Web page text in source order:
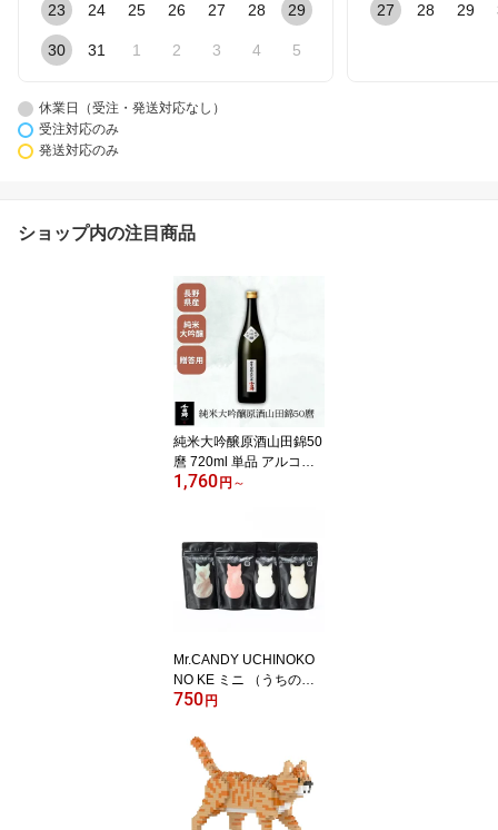
23 24 25 26 27 28 29
30 31 1 2 3 4 5
27 28 29
休業日（受注・発送対応なし）
受注対応のみ
発送対応のみ
ショップ内の注目商品
純米大吟醸原酒山田錦50
麿 720ml 単品 アルコー
ル16度 千曲錦酒造 生酒
1,760円 ～
Mr.CANDY UCHINOKO
NO KE ミニ （うちの子
の毛） 【限定品】 ココ
ベリートマト／チョコミ
ント／塩バニラレモン ま
るでネコの毛のように滑
らかな質感の特別な「わ
たあめ」 CANDY職人に
750円